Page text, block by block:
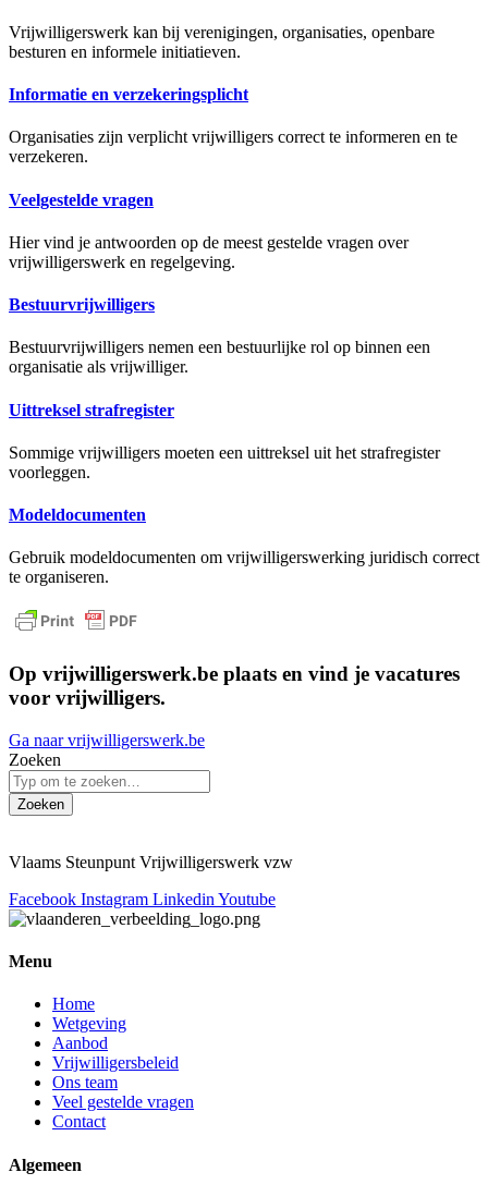
Vrijwilligerswerk kan bij verenigingen, organisaties, openbare
besturen en informele initiatieven.
Informatie en verzekeringsplicht
Organisaties zijn verplicht vrijwilligers correct te informeren en te
verzekeren.
Veelgestelde vragen
Hier vind je antwoorden op de meest gestelde vragen over
vrijwilligerswerk en regelgeving.
Bestuurvrijwilligers
Bestuurvrijwilligers nemen een bestuurlijke rol op binnen een
organisatie als vrijwilliger.
Uittreksel strafregister
Sommige vrijwilligers moeten een uittreksel uit het strafregister
voorleggen.
Modeldocumenten
Gebruik modeldocumenten om vrijwilligerswerking juridisch correct
te organiseren.
Op vrijwilligerswerk.be plaats en vind je vacatures
voor vrijwilligers.
Ga naar vrijwilligerswerk.be
Zoeken
Zoeken
Vlaams Steunpunt Vrijwilligerswerk vzw
Facebook Instagram Linkedin Youtube
Menu
Home
Wetgeving
Aanbod
Vrijwilligersbeleid
Ons team
Veel gestelde vragen
Contact
Algemeen